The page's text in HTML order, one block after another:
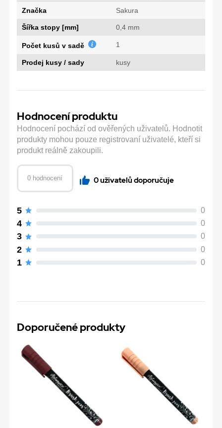
Značka Sakura
Šířka stopy [mm] 0,4 mm
Počet kusů v sadě 1
Prodej kusy / sady kusy
Hodnocení produktu
Hodnocení pochází od ověřených uživatelů. Hodnotit
produkty mohou pouze registrovaní uživatelé, kteří si
produkt reálně zakoupili.
0 hodnocení 0 uživatelů doporučuje
5 0
4 0
3 0
2 0
1 0
Doporučené produkty